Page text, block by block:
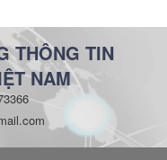
THÔNG TIN
NAM